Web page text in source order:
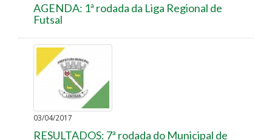
AGENDA: 1ª rodada da Liga Regional de
Futsal
03/04/2017
RESULTADOS: 7ª rodada do Municipal de